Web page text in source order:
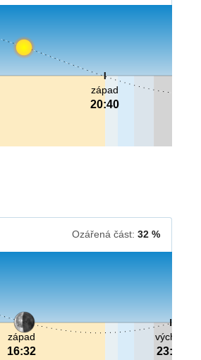
západ
20:40
Ozářená část: 32 %
východ
23:56
západ
16:32